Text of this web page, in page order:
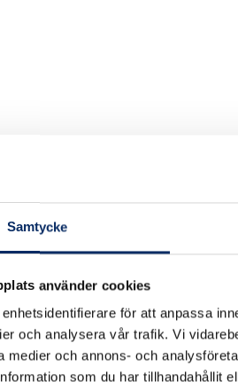
Samtycke
använder cookies
för att anpassa
och analysera vår trafik. Vi
medier och annons- och
som du har tillhandahållit